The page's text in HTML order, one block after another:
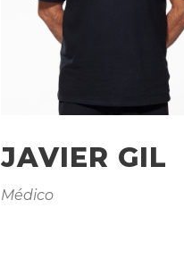
JAVIER GIL
Médico